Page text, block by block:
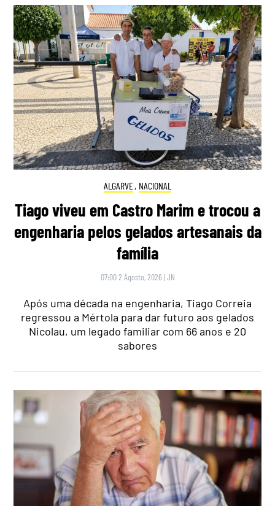
ALGARVE, NACIONAL
Tiago viveu em Castro Marim e trocou a
engenharia pelos gelados artesanais da
família
07:00 2 Agosto, 2026 |JN
Após uma década na engenharia, Tiago Correia
regressou a Mértola para dar futuro aos gelados
Nicolau, um legado familiar com 66 anos e 20
sabores